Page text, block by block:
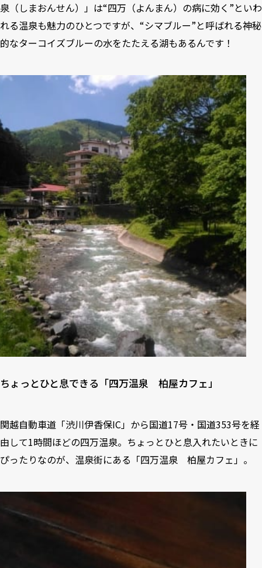
3-1
レストラン、お土産、足湯までそろう「道の駅伊東マリンタウ
ン」
3-2
昭和初期の木造建築様式を残す貴重な建物「東海館」
3-3
自家製ソフトクリームが人気「スイートハウスわかば」
防空壕の中にお風呂がある「大東館」
おすすめドライブ4 信玄餅詰め放題と源泉ドバドバ温泉【山
梨県・石和温泉】
4-1
観光農園も多いフルーツ王国
4-2
駅中でワインがちょい飲みできる「笛吹市石和温泉駅観光案内
所」
4-3
桔梗信玄餅の詰め放題に挑戦！「桔梗信玄餅工場テーマパー
ク」
4-4
アスレチックが充実「山梨県笛吹川フルーツ公園」
4-5
たっぷりの源泉を堪能できる「旅館 深雪温泉」
5
おすすめドライブ5 “かわじい”に導かれる自然の美しさ【栃
木県・川治温泉】
5-1
高さ37mで揺れるスリル満点！「鬼怒楯岩大吊橋」
5-2
自然の神秘と美しさを感じる「龍王峡」
5-3
川治温泉の道先案内人“かわじい”と名物コロッケ
5-4
源泉かけ流しの温泉が楽しめる「リブマックスリゾート川治」
泉（しまおんせん）」は“四万（よんまん）の病に効く”といわ
れる温泉も魅力のひとつですが、“シマブルー”と呼ばれる神秘
的なターコイズブルーの水をたたえる湖もあるんです！
ちょっとひと息できる「四万温泉 柏屋カフェ」
関越自動車道「渋川伊香保IC」から国道17号・国道353号を経
由して1時間ほどの四万温泉。ちょっとひと息入れたいときに
ぴったりなのが、温泉街にある「四万温泉 柏屋カフェ」。